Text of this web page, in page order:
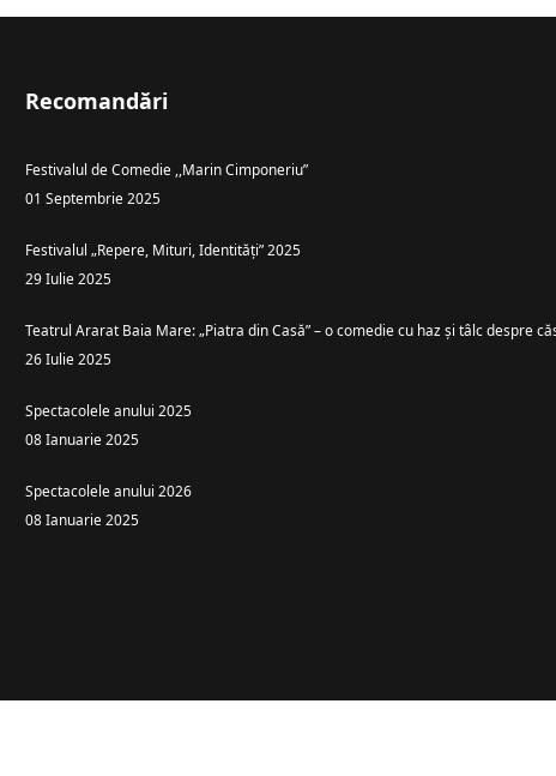
Recomandări
Festivalul de Comedie ,,Marin Cimponeriu”
01 Septembrie 2025
Festivalul „Repere, Mituri, Identități” 2025
29 Iulie 2025
Teatrul Ararat Baia Mare: „Piatra din Casă” – o comedie cu haz și tâlc despre
26 Iulie 2025
Spectacolele anului 2025
08 Ianuarie 2025
Spectacolele anului 2026
08 Ianuarie 2025